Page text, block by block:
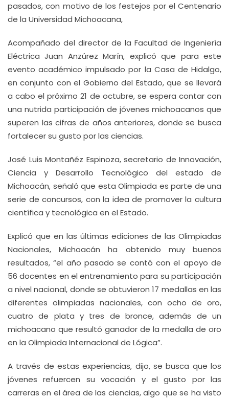
pasados, con motivo de los festejos por el Centenario
de la Universidad Michoacana,
Acompañado del director de la Facultad de Ingeniería
Eléctrica Juan Anzúrez Marín, explicó que para este
evento académico impulsado por la Casa de Hidalgo,
en conjunto con el Gobierno del Estado, que se llevará
a cabo el próximo 21 de octubre, se espera contar con
una nutrida participación de jóvenes michoacanos que
superen las cifras de años anteriores, donde se busca
fortalecer su gusto por las ciencias.
José Luis Montañéz Espinoza, secretario de Innovación,
Ciencia y Desarrollo Tecnológico del estado de
Michoacán, señaló que esta Olimpiada es parte de una
serie de concursos, con la idea de promover la cultura
científica y tecnológica en el Estado.
Explicó que en las últimas ediciones de las Olimpiadas
Nacionales, Michoacán ha obtenido muy buenos
resultados, “el año pasado se contó con el apoyo de
56 docentes en el entrenamiento para su participación
a nivel nacional, donde se obtuvieron 17 medallas en las
diferentes olimpiadas nacionales, con ocho de oro,
cuatro de plata y tres de bronce, además de un
michoacano que resultó ganador de la medalla de oro
en la Olimpiada Internacional de Lógica”.
A través de estas experiencias, dijo, se busca que los
jóvenes refuercen su vocación y el gusto por las
carreras en el área de las ciencias, algo que se ha visto